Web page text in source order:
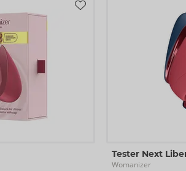
Tester Next
Womanizer